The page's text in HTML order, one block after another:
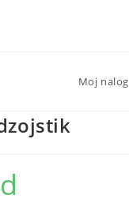
Moj nalog